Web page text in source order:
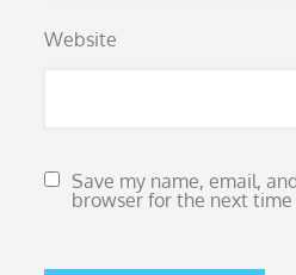
Website
Save my name, email,
browser for the next time